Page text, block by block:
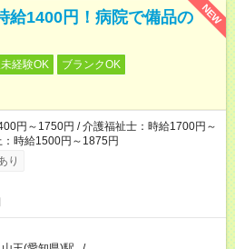
NEW
給1400円！病院で備品の
経験OK
ブランクOK
円～1750円 / 介護福祉士：時給1700円～
時給1500円～1875円
り